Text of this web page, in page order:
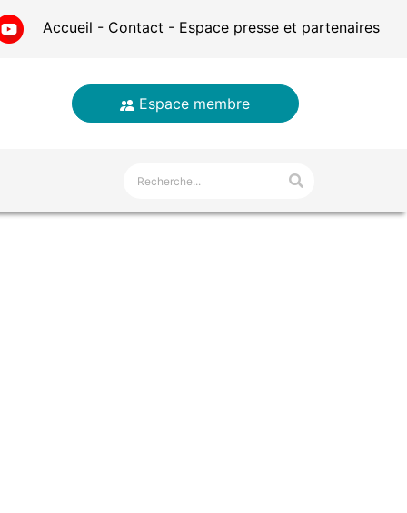
Accueil Contact Espace presse et partenaires
Espace membre